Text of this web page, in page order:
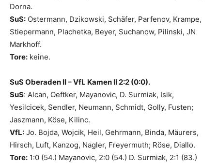
Dorna.
SuS: Ostermann, Dzikowski, Schäfer, Parfenov, Krampe,
Stiepermann, Plachetka, Beyer, Suchanow, Pilinski, JN
Markhoff.
Tore: keine.
SuS Oberaden II – VfL Kamen II 2:2 (0:0).
SuS: Alcan, Oeftker, Mayanovic, D. Surmiak, Isik,
Yesilcicek, Sendler, Neumann, Schmidt, Golly, Fusten;
Jaszmann, Köse, Kilinc.
VfL: Jo. Bojda, Wojcik, Heil, Gehrmann, Binda, Mäurers,
Hirsch, Luft, Kanzog, Nagler, Freyermuth; Röse, Diallo.
Tore: 1:0 (54.) Mayanovic, 2:0 (54.) D. Surmiak, 2:1 (83.)